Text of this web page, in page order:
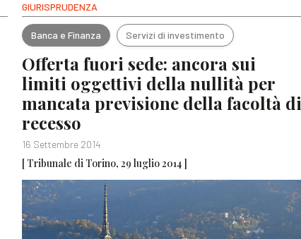
GIURISPRUDENZA
Banca e Finanza Servizi di investimento
Offerta fuori sede: ancora sui
limiti oggettivi della nullità per
mancata previsione della facoltà di
recesso
16 Settembre 2014
[ Tribunale di Torino, 29 luglio 2014 ]